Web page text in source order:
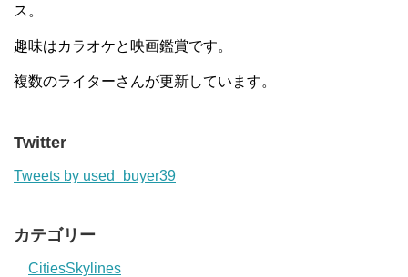
ス。
趣味はカラオケと映画鑑賞です。
複数のライターさんが更新しています。
Twitter
Tweets by used_buyer39
カテゴリー
CitiesSkylines